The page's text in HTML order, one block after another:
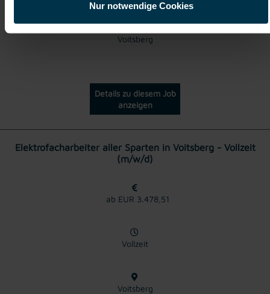
Nur notwendige Cookies
Voitsberg
Details zu diesem Job
anzeigen
Elektrofacharbeiter aller Sparten in Voitsberg - Vollzeit
(m/w/d)
ab EUR 3.478,51
Vollzeit
Voitsberg